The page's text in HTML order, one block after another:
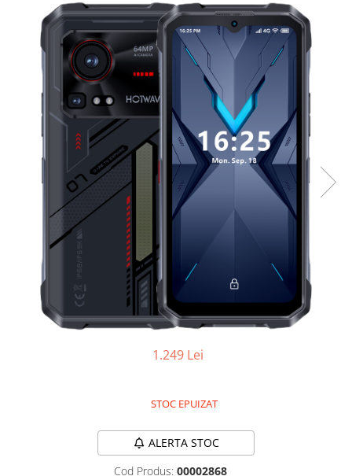
Accesorii telefoane
Huse protectie
Smartwatch
Accesorii smartwatch
ELECTROCASNICE
Aparate de Gătit
Oală sub Presiune
Slow Cooker
Grătar Grill
Gătit cu Aburi
Deshidratoare
Blender
Aparate de Cafea
Aspiratoare Verticale
Roboți Curătenie
1.249 Lei
STOC EPUIZAT
ALERTA STOC
Cod Produs: 00002868